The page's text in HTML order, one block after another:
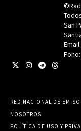
San
RED NACIONAL DE
NOSOTROS
POLÍTICA DE USO Y